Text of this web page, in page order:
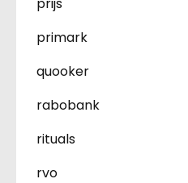
primark
quooker
rabobank
rituals
rvo